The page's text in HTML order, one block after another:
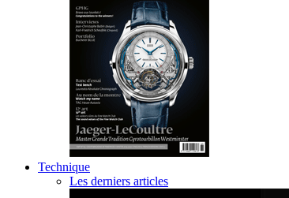
Technique
Les derniers articles